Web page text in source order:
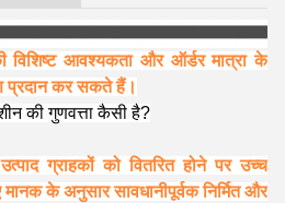
आवश्यकता और ऑर्डर मात्रा के
प्रदान कर सकते हैं।
की गुणवत्ता कैसी है?
ग्राहकों को वितरित होने पर उच्च
के अनुसार सावधानीपूर्वक निर्मित और